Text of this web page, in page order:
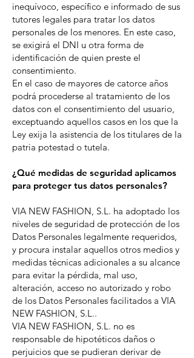
inequívoco, específico e informado de sus
tutores legales para tratar los datos
personales de los menores. En este caso,
se exigirá el DNI u otra forma de
identificación de quien preste el
consentimiento.
En el caso de mayores de catorce años
podrá procederse al tratamiento de los
datos con el consentimiento del usuario,
exceptuando aquellos casos en los que la
Ley exija la asistencia de los titulares de la
patria potestad o tutela.
¿Qué medidas de seguridad aplicamos
para proteger tus datos personales?
VIA NEW FASHION, S.L. ha adoptado los
niveles de seguridad de protección de los
Datos Personales legalmente requeridos,
y procura instalar aquellos otros medios y
medidas técnicas adicionales a su alcance
para evitar la pérdida, mal uso,
alteración, acceso no autorizado y robo
de los Datos Personales facilitados a VIA
NEW FASHION, S.L..
VIA NEW FASHION, S.L. no es
responsable de hipotéticos daños o
perjuicios que se pudieran derivar de